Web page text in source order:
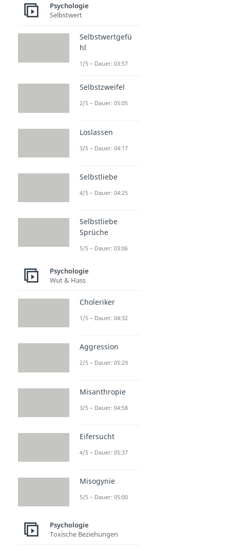
Psychologie
Selbstwert
Selbstwertgefü
hl
1/5 – Dauer: 03:57
Selbstzweifel
2/5 – Dauer: 05:05
Loslassen
3/5 – Dauer: 04:17
Selbstliebe
4/5 – Dauer: 04:25
Selbstliebe
Sprüche
5/5 – Dauer: 03:06
Psychologie
Wut & Hass
Choleriker
1/5 – Dauer: 04:32
Aggression
2/5 – Dauer: 05:29
Misanthropie
3/5 – Dauer: 04:58
Eifersucht
4/5 – Dauer: 05:37
Misogynie
5/5 – Dauer: 05:00
Psychologie
Toxische Beziehungen